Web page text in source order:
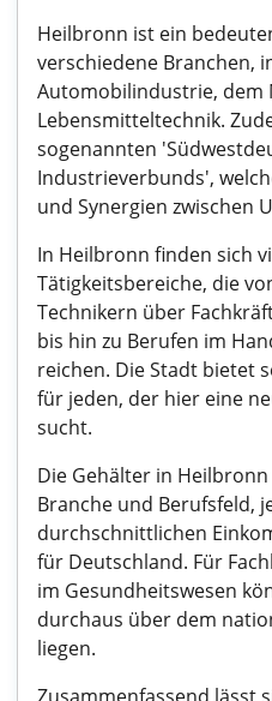
Heilbronn ist ein
verschiedene Branchen,
Automobilindustrie, dem
Lebensmitteltechnik.
sogenannten
Industrieverbunds',
und Synergien zwischen
In Heilbronn finden sich
Tätigkeitsbereiche, die
Technikern über
bis hin zu Berufen im
reichen. Die Stadt bietet
für jeden, der hier eine
sucht.
Die Gehälter in
Branche und Berufsfeld,
durchschnittlichen
für Deutschland. Für
im Gesundheitswesen
durchaus über dem
liegen.